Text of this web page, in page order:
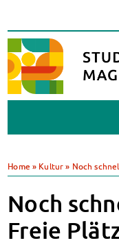
BAföG beantragen
BAföG-FAQs
Dokumente
BAföG-
Kredite & Stipendien
Home » Kultur » Noch
Noch
Freie